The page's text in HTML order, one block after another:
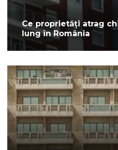
Ce proprietăți atrag
lung în România